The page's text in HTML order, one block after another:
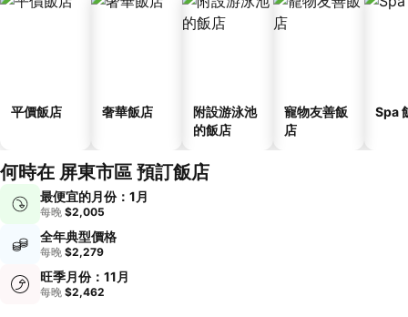
平價飯店 奢華飯店
附設游泳池
的飯店
寵物友善飯
店
Spa
何時在 屏東市區 預訂飯店
最便宜的月份：1月
每晚 $2,005
全年典型價格
每晚 $2,279
旺季月份：11月
每晚 $2,462